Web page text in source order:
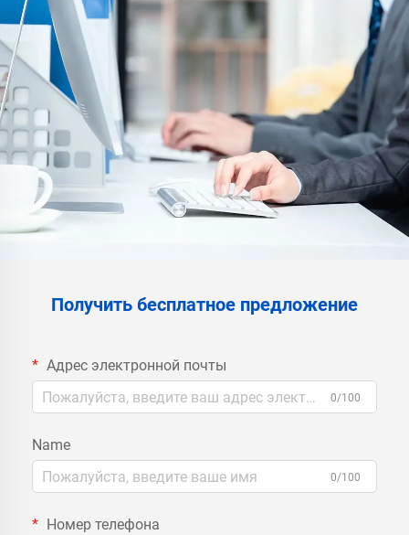
Получить бесплатное предложение
Адрес электронной почты
0/100
Name
0/100
Номер телефона